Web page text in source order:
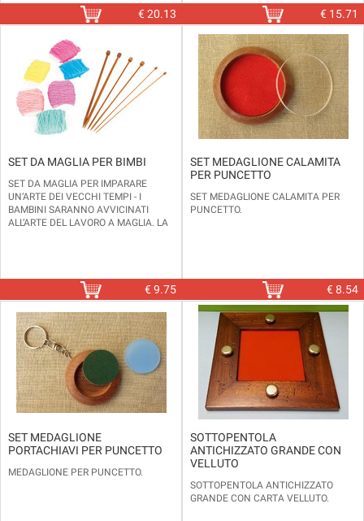
€20.13 € 15.71
SET DA MAGLIA PER BIMBI
SET DA MAGLIA PER IMPARARE
UN‘ARTE DEI VECCHI TEMPI - I
BAMBINI SARANNO AVVICINATI
ALL‘ARTE DEL LAVORO A MAGLIA. LA
ETÀ CONSIGLIATA DA 6 ANNI IN SU.
€9.75
SET MEDAGLIONE CALAMITA
PER PUNCETTO
SET MEDAGLIONE CALAMITA PER
PUNCETTO.
€8.54
SET MEDAGLIONE
PORTACHIAVI PER PUNCETTO
MEDAGLIONE PER PUNCETTO.
SOTTOPENTOLA
ANTICHIZZATO GRANDE CON
VELLUTO
SOTTOPENTOLA ANTICHIZZATO
GRANDE CON CARTA VELLUTO.